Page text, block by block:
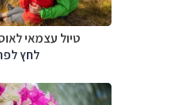
טיול עצמאי
לחץ